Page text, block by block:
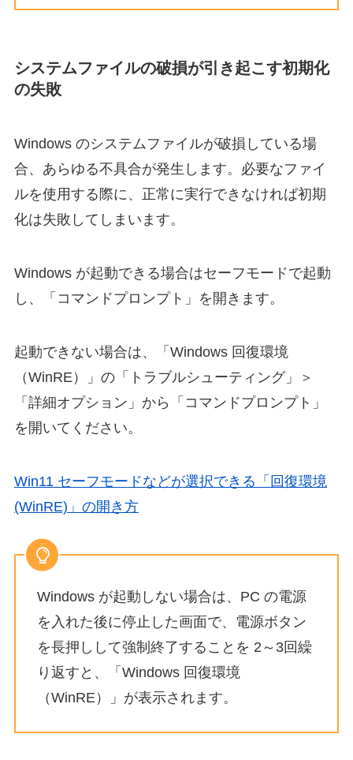
システムファイルの破損が引き起こす初期化
の失敗
Windows のシステムファイルが破損している場
合、あらゆる不具合が発生します。必要なファイ
ルを使用する際に、正常に実行できなければ初期
化は失敗してしまいます。
Windows が起動できる場合はセーフモードで起動
し、「コマンドプロンプト」を開きます。
起動できない場合は、「Windows 回復環境
（WinRE）」の「トラブルシューティング」＞
「詳細オプション」から「コマンドプロンプト」
を開いてください。
Win11 セーフモードなどが選択できる「回復環境
(WinRE)」の開き方
Windows が起動しない場合は、PC の電源
を入れた後に停止した画面で、電源ボタン
を長押しして強制終了することを 2～3回繰
り返すと、「Windows 回復環境
（WinRE）」が表示されます。